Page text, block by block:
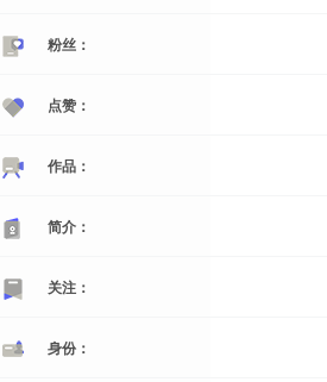
粉丝：
点赞：
作品：
简介：
关注：
身份：